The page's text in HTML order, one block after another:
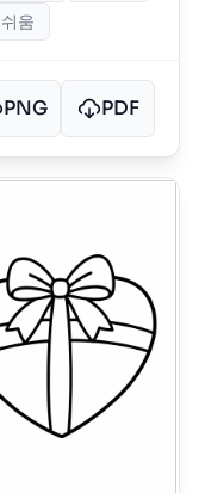
쉬움
PNG PDF